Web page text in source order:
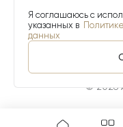
© 2026
Я соглашаюсь с
указанных в
данных